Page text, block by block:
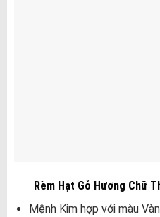
Rèm Hạt Gỗ Hương Chữ
Mệnh Kim hợp với màu